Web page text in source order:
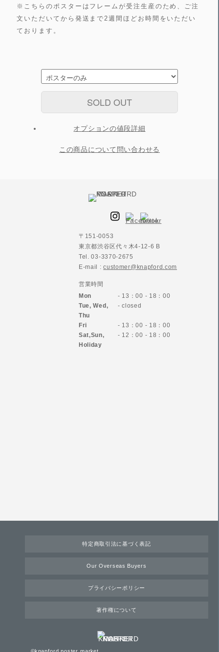
※こちらのポスターはフレームが受注生産のため、ご注
文いただいてから発送まで2週間ほどお時間をいただい
ております。
SOLD OUT
オプションの値段詳細
この商品について問い合わせる
〒151-0053
東京都渋谷区代々木4-12-6 B
Tel. 03-3370-2675
E-mail :customer@knapford.com
営業時間
Mon
- 13：00 - 18：00
Tue, Wed,
Thu
- closed
Fri
- 13：00 - 18：00
Sat,Sun,
Holiday
- 12：00 - 18：00
特定商取引法に基づく表記
Our Overseas Buyers
プライバシーポリシー
著作権について
©knapford poster market